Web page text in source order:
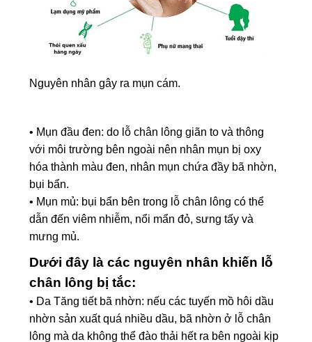
Nguyên nhân gây ra mụn cám.
• Mụn đầu đen: do lỗ chân lông giãn to và thông
với môi trường bên ngoài nên nhân mụn bị oxy
hóa thành màu đen, nhân mụn chứa đầy bã nhờn,
bụi bẩn.
• Mụn mủ: bụi bẩn bên trong lỗ chân lông có thể
dẫn đến viêm nhiễm, nổi mẩn đỏ, sưng tấy và
mưng mủ.
Dưới đây là các nguyên nhân khiến lỗ
chân lông bị tắc:
• Da Tăng tiết bã nhờn: nếu các tuyến mồ hôi dầu
nhờn sản xuất quá nhiều dầu, bã nhờn ở lỗ chân
lông mà da không thể đào thải hết ra bên ngoài kịp